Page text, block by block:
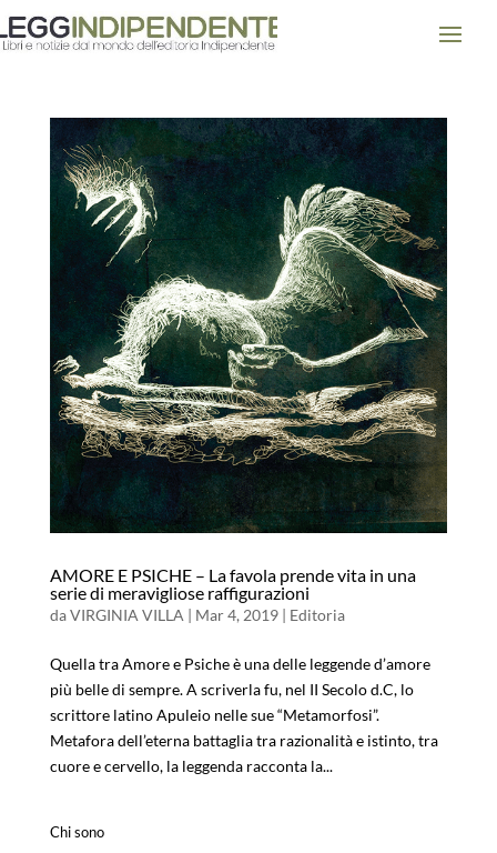
AMORE E PSICHE – La favola prende vita in una
serie di meravigliose raffigurazioni
daVIRGINIA VILLA | Mar 4, 2019| Editoria
Quella tra Amore e Psiche è una delle leggende d’amore
più belle di sempre. A scriverla fu, nel II Secolo d.C, lo
scrittore latino Apuleio nelle sue “Metamorfosi”.
Metafora dell’eterna battaglia tra razionalità e istinto, tra
cuore e cervello, la leggenda racconta la...
Chi sono